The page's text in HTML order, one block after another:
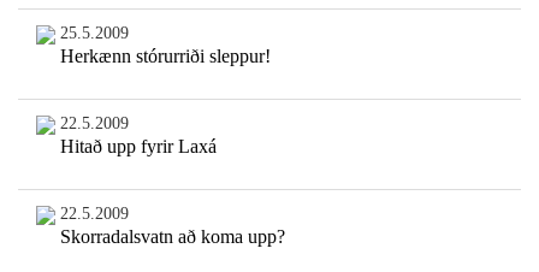
25.5.2009
Herkænn stórurriði sleppur!
22.5.2009
Hitað upp fyrir Laxá
22.5.2009
Skorradalsvatn að koma upp?